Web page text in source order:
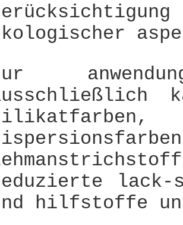
lack-
hilfstoffe